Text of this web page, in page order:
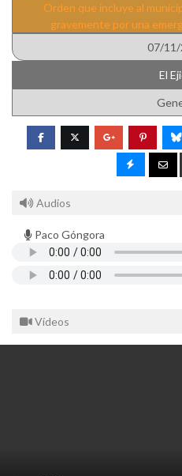
07/
El
Audios
Paco Góngora
Vídeos